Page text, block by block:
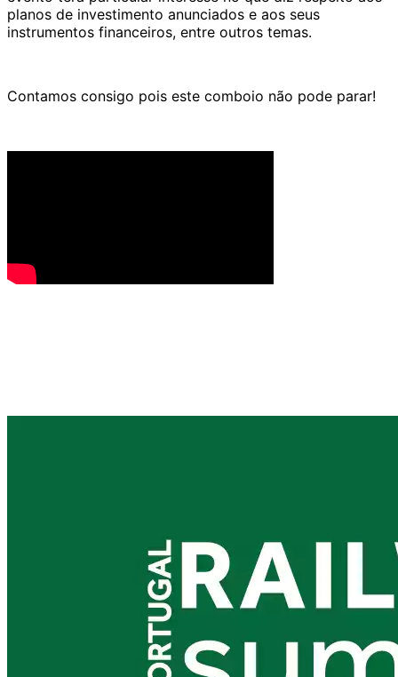
planos de investimento anunciados e aos seus
instrumentos financeiros, entre outros temas.
Contamos consigo pois este comboio não pode parar!